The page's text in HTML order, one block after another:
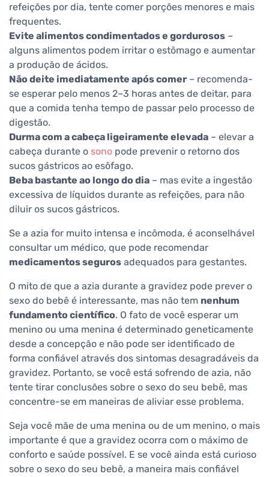
refeições por dia, tente comer porções menores e mais
frequentes.
Evite alimentos condimentados e gordurosos –
alguns alimentos podem irritar o estômago e aumentar
a produção de ácidos.
Não deite imediatamente após comer – recomenda-
se esperar pelo menos 2–3 horas antes de deitar, para
que a comida tenha tempo de passar pelo processo de
digestão.
Durma com a cabeça ligeiramente elevada – elevar a
cabeça durante o sono pode prevenir o retorno dos
sucos gástricos ao esôfago.
Beba bastante ao longo do dia – mas evite a ingestão
excessiva de líquidos durante as refeições, para não
diluir os sucos gástricos.
Se a azia for muito intensa e incômoda, é aconselhável
consultar um médico, que pode recomendar
medicamentos seguros adequados para gestantes.
O mito de que a azia durante a gravidez pode prever o
sexo do bebê é interessante, mas não tem nenhum
fundamento científico. O fato de você esperar um
menino ou uma menina é determinado geneticamente
desde a concepção e não pode ser identificado de
forma confiável através dos sintomas desagradáveis da
gravidez. Portanto, se você está sofrendo de azia, não
tente tirar conclusões sobre o sexo do seu bebê, mas
concentre-se em maneiras de aliviar esse problema.
Seja você mãe de uma menina ou de um menino, o mais
importante é que a gravidez ocorra com o máximo de
conforto e saúde possível. E se você ainda está curioso
sobre o sexo do seu bebê, a maneira mais confiável